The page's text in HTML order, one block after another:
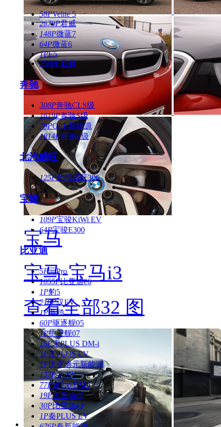
58PVelite 5
2679P君威
148P微蓝7
64P微蓝6
1PE5
2500P君越
奔驰
308P奔驰CLS级
1619P奔驰S级
79PGLE新能源
1814P奔驰E级
北汽威旺
125P北汽威旺306
宝骏
109P宝骏KiWi EV
64P宝骏E300
比亚迪
5P元Pro
1055P比亚迪e6
1P豹5
218P汉EV
1P海鸥
60P驱逐舰05
1P护卫舰07
16P宋PLUS DM-i
1P宋PLUS EV
1P比亚迪元新能源
137P元 EV
77P宋Pro DM-i
19P比亚迪e2
30P比亚迪e3
1P秦PLUS EV
宝马
宝马-宝马i3
查看全部32 图